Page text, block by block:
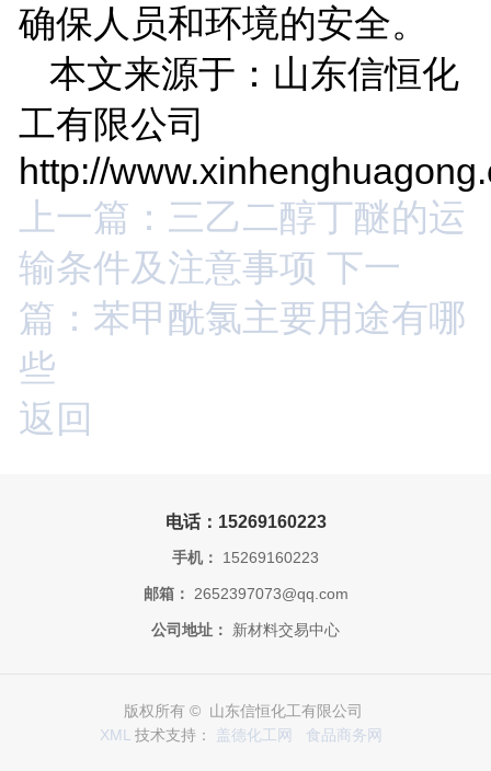
确保人员和环境的安全。
本文来源于：山东信恒化
工有限公司
http://
上一篇：三乙二醇丁醚的运
输条件及注意事项 下一
篇：苯甲酰氯主要用途有哪
些
返回
电话：15269160223
手机： 15269160223
邮箱： 2652397073@qq.com
公司地址： 新材料交易中心
版权所有 © 山东信恒化工有限公司
XML 技术支持： 盖德化工网 食品商务网